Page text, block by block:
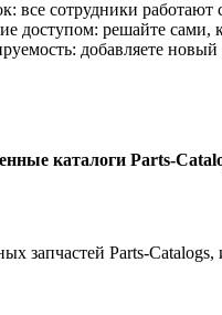
все сотрудники
доступом: решайте сами,
добавляете
каталоги Parts-
запчастей Parts-